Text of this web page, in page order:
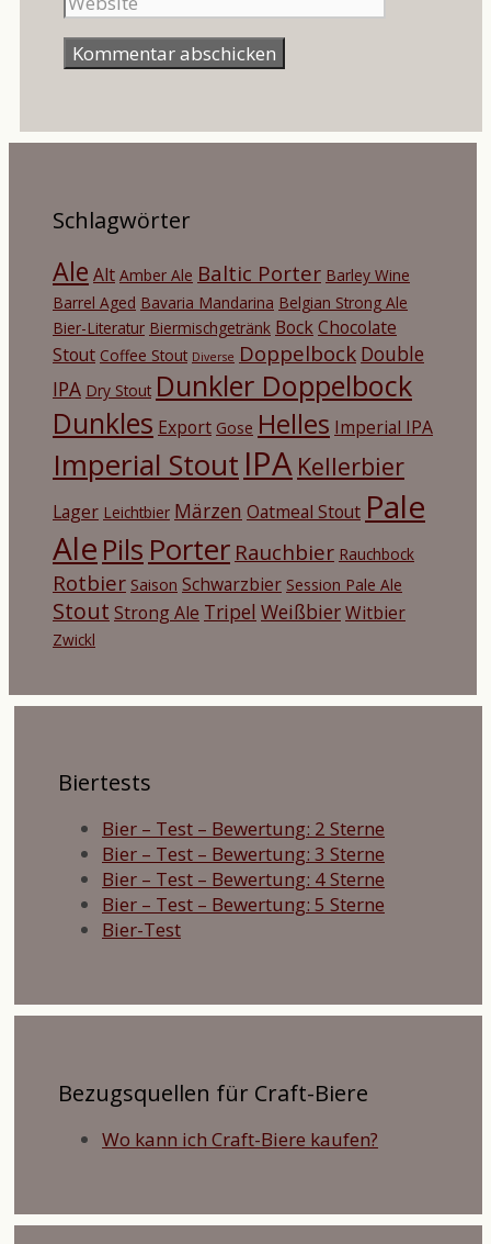
Schlagwörter
Ale Alt Amber Ale Baltic Porter Barley Wine
Barrel Aged Bavaria Mandarina Belgian Strong Ale
Bier-Literatur Biermischgetränk BockChocolate
Stout Coffee Stout Diverse Doppelbock Double
IPA Dry Stout Dunkler Doppelbock
Dunkles Export Gose Helles Imperial IPA
Imperial Stout IPA Kellerbier
Lager Leichtbier Märzen Oatmeal Stout Pale
Ale Pils Porter Rauchbier Rauchbock
Rotbier Saison Schwarzbier Session Pale Ale
Stout Strong Ale Tripel WeißbierWitbier
Zwickl
Biertests
Bier – Test – Bewertung: 2 Sterne
Bier – Test – Bewertung: 3 Sterne
Bier – Test – Bewertung: 4 Sterne
Bier – Test – Bewertung: 5 Sterne
Bier-Test
Bezugsquellen für Craft-Biere
Wo kann ich Craft-Biere kaufen?